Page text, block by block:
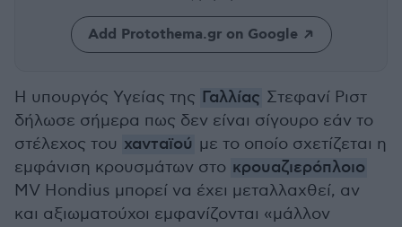
Add Protothema.gr on Google
⁠Η υπουργός Υγείας της Γαλλίας Στεφανί Ριστ
δήλωσε σήμερα πως δεν είναι σίγουρο εάν το
στέλεχος του χανταϊού με το οποίο σχετίζεται η
εμφάνιση κρουσμάτων στο κρουαζιερόπλοιο
⁠MV Hondius μπορεί να έχει μεταλλαχθεί, αν
και αξιωματούχοι εμφανίζονται «μάλλον